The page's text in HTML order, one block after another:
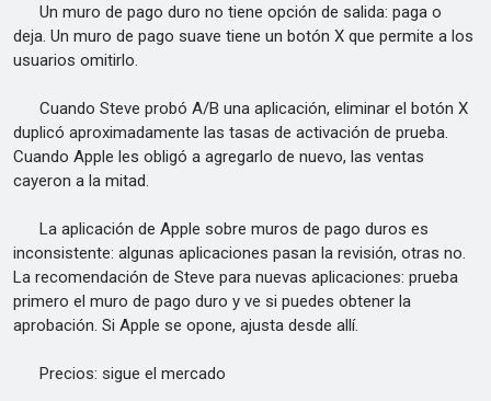
Un muro de pago duro no tiene opción de salida: paga o
deja. Un muro de pago suave tiene un botón X que permite a los
usuarios omitirlo.
Cuando Steve probó A/B una aplicación, eliminar el botón X
duplicó aproximadamente las tasas de activación de prueba.
Cuando Apple les obligó a agregarlo de nuevo, las ventas
cayeron a la mitad.
La aplicación de Apple sobre muros de pago duros es
inconsistente: algunas aplicaciones pasan la revisión, otras no.
La recomendación de Steve para nuevas aplicaciones: prueba
primero el muro de pago duro y ve si puedes obtener la
aprobación. Si Apple se opone, ajusta desde allí.
Precios: sigue el mercado